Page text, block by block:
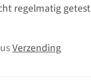
regelmatig getest
Verzending